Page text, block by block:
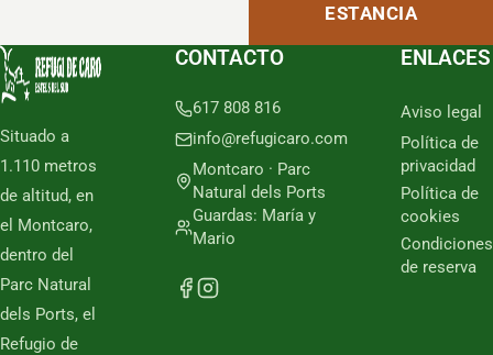
ESTANCIA
Situado a
1.110 metros
de altitud, en
el Montcaro,
dentro del
Parc Natural
dels Ports, el
Refugio de
CONTACTO
617 808 816
info@refugicaro.com
Montcaro · Parc
Natural dels Ports
Guardas: María y
Mario
ENLACES
Aviso legal
Política de
privacidad
Política de
cookies
Condiciones
de reserva